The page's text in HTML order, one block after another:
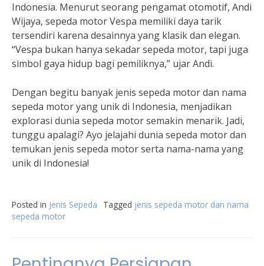
Indonesia. Menurut seorang pengamat otomotif, Andi
Wijaya, sepeda motor Vespa memiliki daya tarik
tersendiri karena desainnya yang klasik dan elegan.
“Vespa bukan hanya sekadar sepeda motor, tapi juga
simbol gaya hidup bagi pemiliknya,” ujar Andi.
Dengan begitu banyak jenis sepeda motor dan nama
sepeda motor yang unik di Indonesia, menjadikan
explorasi dunia sepeda motor semakin menarik. Jadi,
tunggu apalagi? Ayo jelajahi dunia sepeda motor dan
temukan jenis sepeda motor serta nama-nama yang
unik di Indonesia!
Posted in Jenis Sepeda Tagged jenis sepeda motor dan nama
sepeda motor